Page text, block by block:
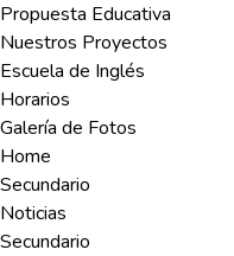
Propuesta Educativa
Nuestros Proyectos
Escuela de Inglés
Horarios
Galería de Fotos
Home
Secundario
Noticias
Secundario